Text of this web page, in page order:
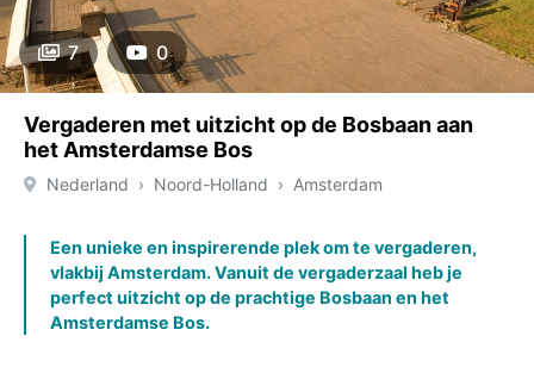
7 0
Vergaderen met uitzicht op de Bosbaan aan
het Amsterdamse Bos
Nederland Noord-Holland Amsterdam
Een unieke en inspirerende plek om te vergaderen,
vlakbij Amsterdam. Vanuit de vergaderzaal heb je
perfect uitzicht op de prachtige Bosbaan en het
Amsterdamse Bos.